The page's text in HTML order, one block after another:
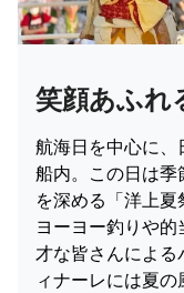
笑顔あふれ
航海日を中心に、
船内。この日は
を深める「洋上夏
ヨーヨー釣りや
才な皆さんによる
ィナーレには夏